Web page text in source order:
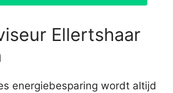
Ellertshaar
energiebesparing wordt altijd